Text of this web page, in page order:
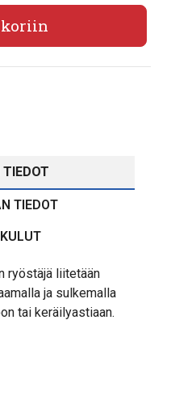
koriin
TIEDOT
ryöstäjä liitetään
ja sulkemalla
tai keräilyastiaan.